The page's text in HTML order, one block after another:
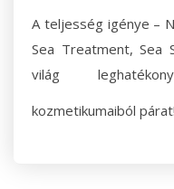
A teljesség igénye –
Sea Treatment, Sea
világ
kozmetikumaiból párat!